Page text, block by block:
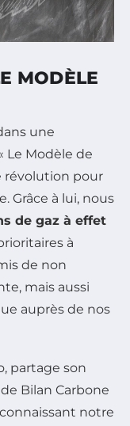
MODÈLE
une
Le Modèle de
révolution pour
Grâce à lui, nous
de gaz à effet
à
de non
mais aussi
auprès de nos
partage son
Bilan Carbone
notre